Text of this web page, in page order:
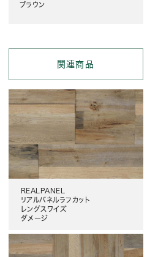
ブラウン
関連商品
REALPANEL
リアルパネルラフカット
レングスワイズ
ダメージ